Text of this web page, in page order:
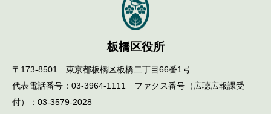
板橋区役所
〒173-8501 東京都板橋区板橋二丁目66番1号
代表電話番号：03-3964-1111 ファクス番号（広聴広報課受
付）：03-3579-2028